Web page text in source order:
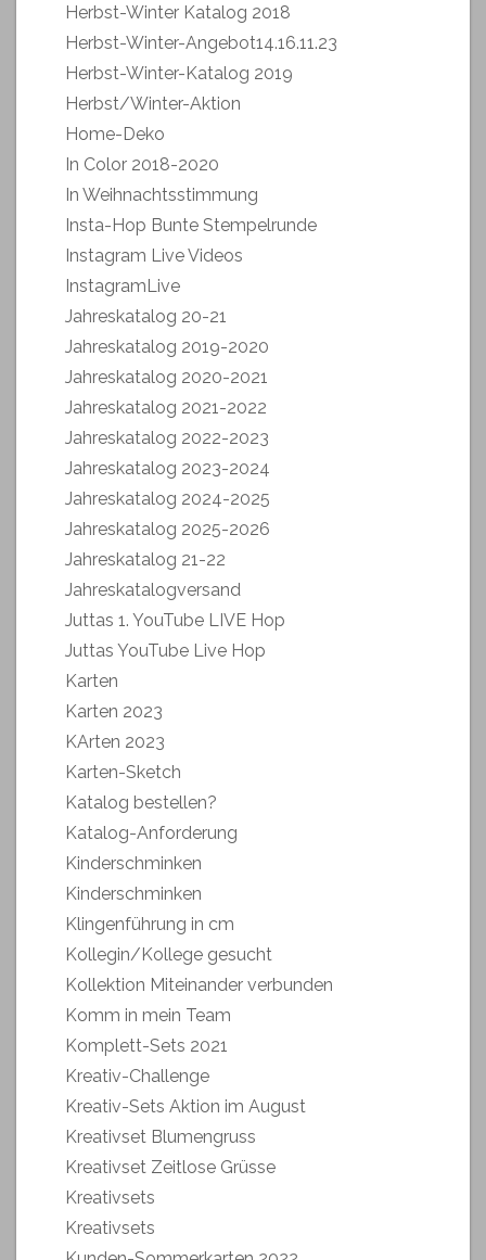
Herbst-Winter Katalog 2018
Herbst-Winter-Angebot14.16.11.23
Herbst-Winter-Katalog 2019
Herbst/Winter-Aktion
Home-Deko
In Color 2018-2020
In Weihnachtsstimmung
Insta-Hop Bunte Stempelrunde
Instagram Live Videos
InstagramLive
Jahreskatalog 20-21
Jahreskatalog 2019-2020
Jahreskatalog 2020-2021
Jahreskatalog 2021-2022
Jahreskatalog 2022-2023
Jahreskatalog 2023-2024
Jahreskatalog 2024-2025
Jahreskatalog 2025-2026
Jahreskatalog 21-22
Jahreskatalogversand
Juttas 1. YouTube LIVE Hop
Juttas YouTube Live Hop
Karten
Karten 2023
KArten 2023
Karten-Sketch
Katalog bestellen?
Katalog-Anforderung
Kinderschminken
Kinderschminken
Klingenführung in cm
Kollegin/Kollege gesucht
Kollektion Miteinander verbunden
Komm in mein Team
Komplett-Sets 2021
Kreativ-Challenge
Kreativ-Sets Aktion im August
Kreativset Blumengruss
Kreativset Zeitlose Grüsse
Kreativsets
Kreativsets